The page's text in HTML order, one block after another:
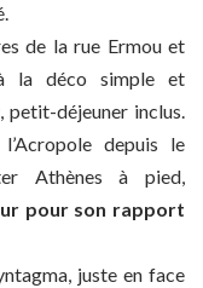
de la rue Ermou et
la déco simple et
déjeuner inclus.
depuis le
Athènes à pied,
pour son rapport
juste en face